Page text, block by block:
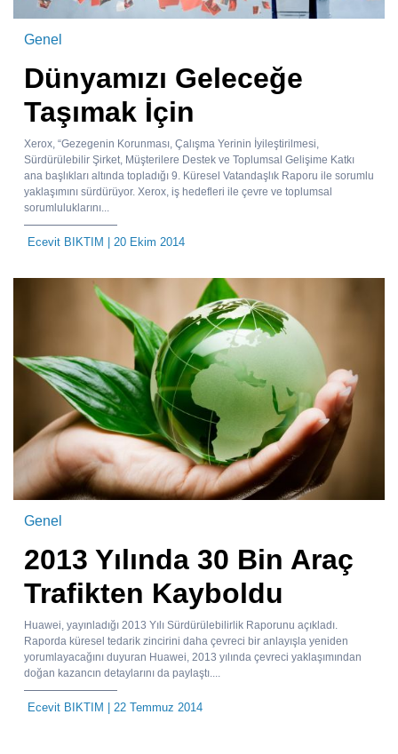
Genel
Dünyamızı Geleceğe
Taşımak İçin
Xerox, “Gezegenin Korunması, Çalışma Yerinin İyileştirilmesi,
Sürdürülebilir Şirket, Müşterilere Destek ve Toplumsal Gelişime Katkı
ana başlıkları altında topladığı 9. Küresel Vatandaşlık Raporu ile sorumlu
yaklaşımını sürdürüyor. Xerox, iş hedefleri ile çevre ve toplumsal
sorumluluklarını...
Ecevit BIKTIM | 20 Ekim 2014
Genel
2013 Yılında 30 Bin Araç
Trafikten Kayboldu
Huawei, yayınladığı 2013 Yılı Sürdürülebilirlik Raporunu açıkladı.
Raporda küresel tedarik zincirini daha çevreci bir anlayışla yeniden
yorumlayacağını duyuran Huawei, 2013 yılında çevreci yaklaşımından
doğan kazancın detaylarını da paylaştı....
Ecevit BIKTIM | 22 Temmuz 2014